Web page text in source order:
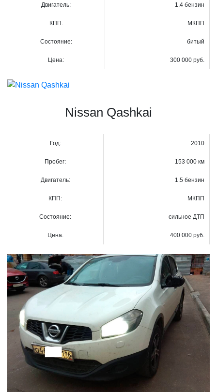
Двигатель: 1.4 бензин
КПП: МКПП
Состояние: битый
Цена: 300 000 руб.
Nissan Qashkai
Год: 2010
Пробег: 153 000 км
Двигатель: 1.5 бензин
КПП: МКПП
Состояние: сильное ДТП
Цена: 400 000 руб.